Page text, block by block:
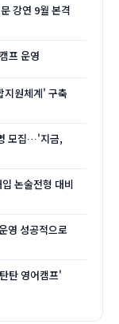
강연 9월 본격
프 운영
지원체계' 구축
모집…'지금,
논술전형 대비
영 성공적으로
탄 영어캠프'